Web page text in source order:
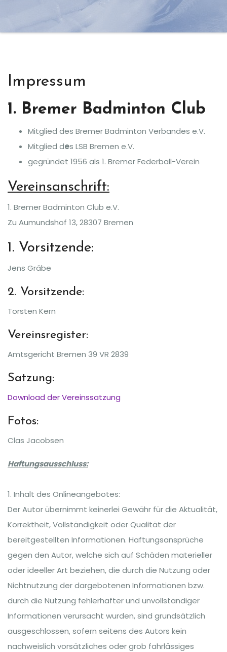
Impressum
1. Bremer Badminton Club
Mitglied des Bremer Badminton Verbandes e.V.
Mitglied des LSB Bremen e.V.
gegründet 1956 als 1. Bremer Federball-Verein
Vereinsanschrift:
1. Bremer Badminton Club e.V.
Zu Aumundshof 13, 28307 Bremen
1. Vorsitzende:
Jens Gräbe
2. Vorsitzende:
Torsten Kern
Vereinsregister:
Amtsgericht Bremen 39 VR 2839
Satzung:
Download der Vereinssatzung
Fotos:
Clas Jacobsen
Haftungsausschluss:
1. Inhalt des Onlineangebotes:
Der Autor übernimmt keinerlei Gewähr für die Aktualität,
Korrektheit, Vollständigkeit oder Qualität der
bereitgestellten Informationen. Haftungsansprüche
gegen den Autor, welche sich auf Schäden materieller
oder ideeller Art beziehen, die durch die Nutzung oder
Nichtnutzung der dargebotenen Informationen bzw.
durch die Nutzung fehlerhafter und unvollständiger
Informationen verursacht wurden, sind grundsätzlich
ausgeschlossen, sofern seitens des Autors kein
nachweislich vorsätzliches oder grob fahrlässiges